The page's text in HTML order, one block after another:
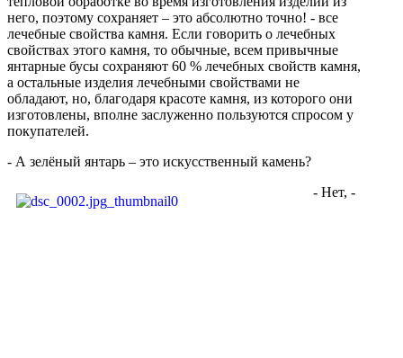
него, поэтому сохраняет – это абсолютно точно! - все
лечебные свойства камня. Если говорить о лечебных
свойствах этого камня, то обычные, всем привычные
янтарные бусы сохраняют 60 % лечебных свойств камня,
а остальные изделия лечебными свойствами не
обладают, но, благодаря красоте камня, из которого они
изготовлены, вполне заслуженно пользуются спросом у
покупателей.
- А зелёный янтарь – это искусственный камень?
- Нет, -